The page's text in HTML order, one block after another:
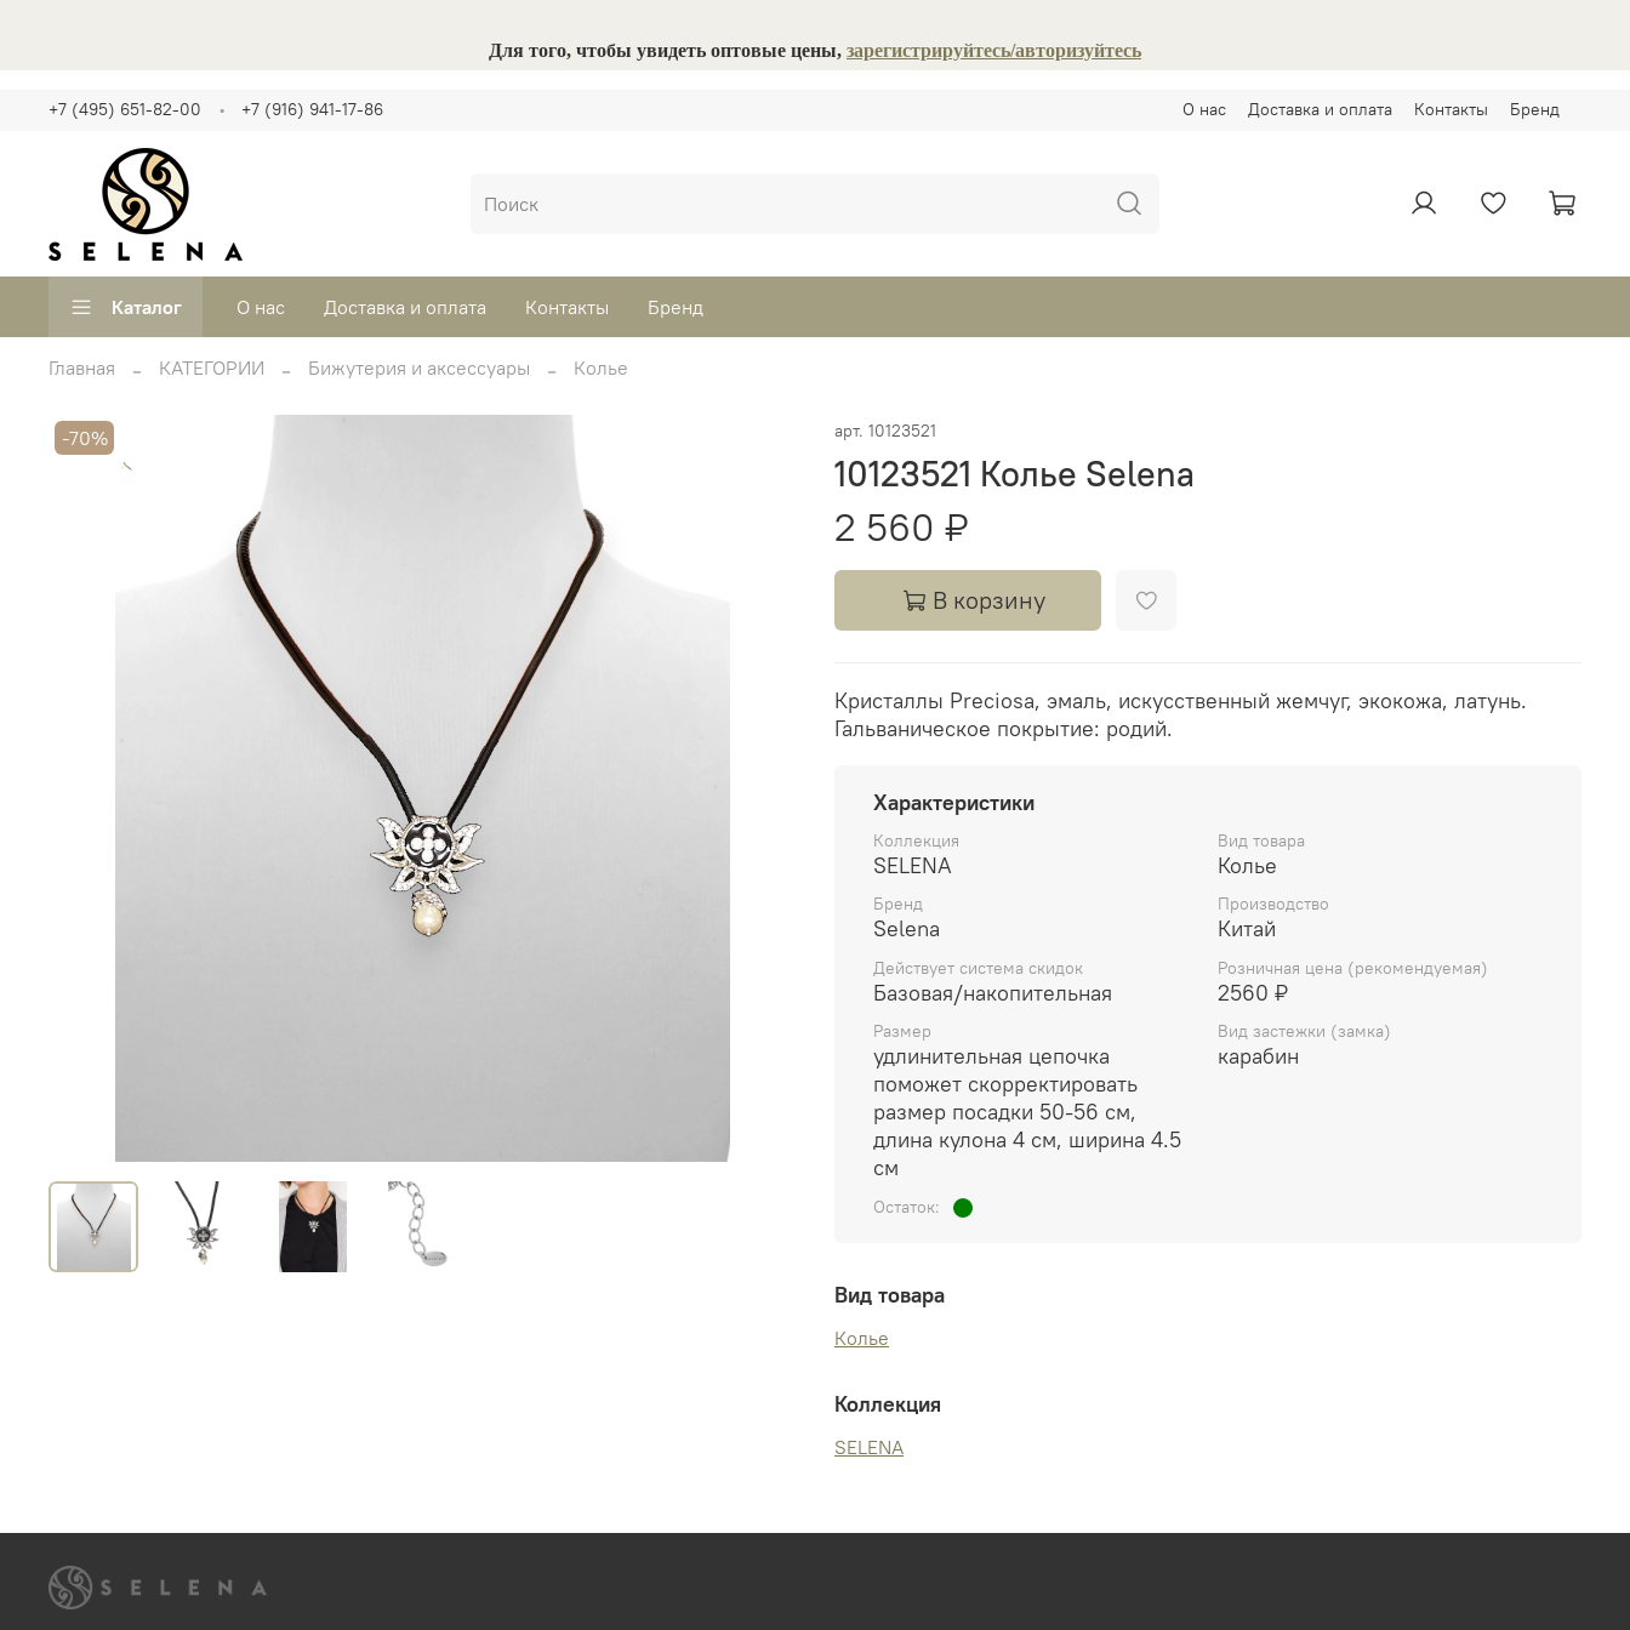
Для того, чтобы увидеть оптовые цены, зарегистрируйтесь/авторизуйтесь
О нас Доставка и оплата Контакты Бренд
+7 (495) 651-82-00 +7 (916) 941-17-86
Каталог О нас Доставка и оплата Контакты Бренд
Главная КАТЕГОРИИ Бижутерия и аксессуары Колье
-70% арт. 10123521
10123521 Колье Selena
2 560 ₽
В корзину
Кристаллы Preciosa, эмаль, искусственный жемчуг, экокожа, латунь.
Гальваническое покрытие: родий.
Характеристики
Коллекция
SELENA
Вид товара
Колье
Бренд
Selena
Производство
Китай
Действует система скидок
Базовая/накопительная
Розничная цена (рекомендуемая)
2560 ₽
Размер
удлинительная цепочка
поможет скорректировать
размер посадки 50-56 см,
длина кулона 4 см, ширина 4.5
см
Вид застежки (замка)
карабин
Остаток:
Вид товара
Колье
Коллекция
SELENA